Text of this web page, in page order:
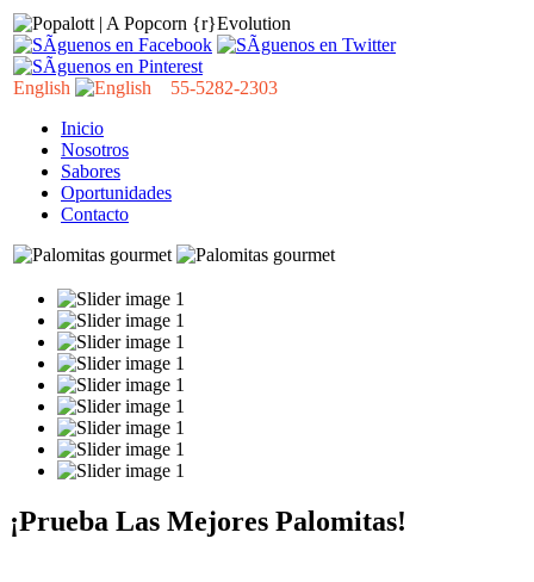
English
55-5282-2303
Inicio
Nosotros
Sabores
Oportunidades
Contacto
¡Prueba Las Mejores Palomitas!